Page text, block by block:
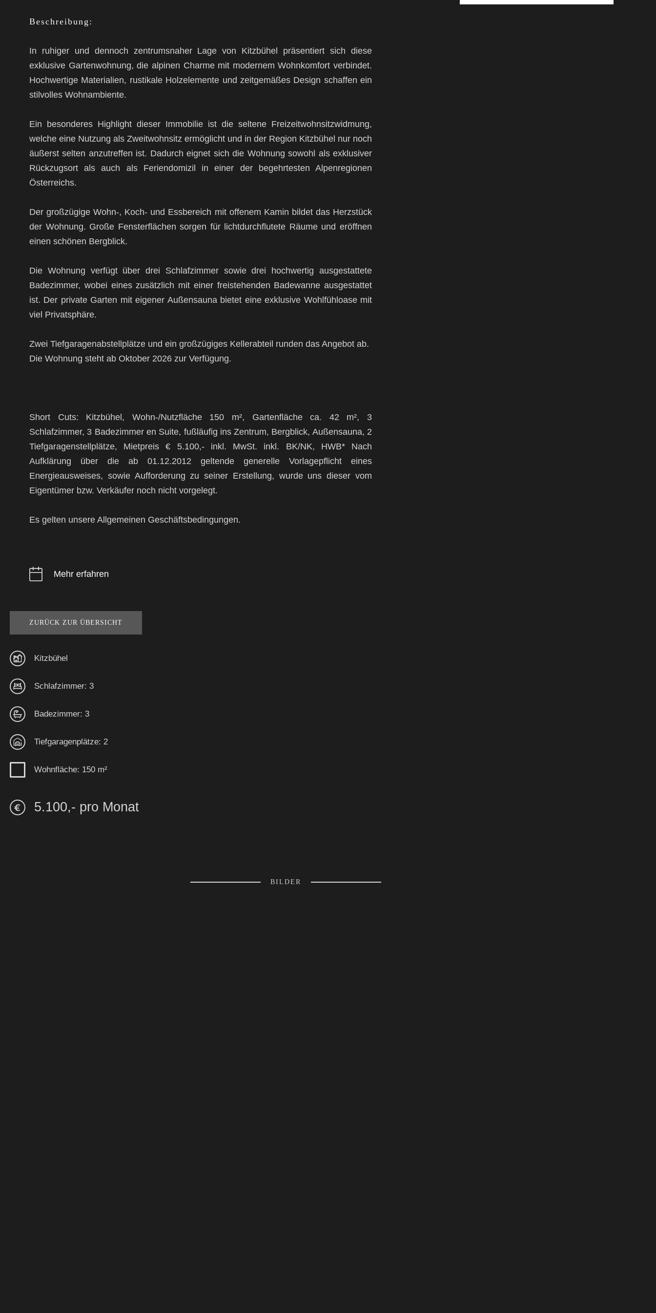
Beschreibung:
In ruhiger und dennoch zentrumsnaher Lage von Kitzbühel präsentiert sich diese
exklusive Gartenwohnung, die alpinen Charme mit modernem Wohnkomfort verbindet.
Hochwertige Materialien, rustikale Holzelemente und zeitgemäßes Design schaffen ein
stilvolles Wohnambiente.
Ein besonderes Highlight dieser Immobilie ist die seltene Freizeitwohnsitzwidmung,
welche eine Nutzung als Zweitwohnsitz ermöglicht und in der Region Kitzbühel nur noch
äußerst selten anzutreffen ist. Dadurch eignet sich die Wohnung sowohl als exklusiver
Rückzugsort als auch als Feriendomizil in einer der begehrtesten Alpenregionen
Österreichs.
Der großzügige Wohn-, Koch- und Essbereich mit offenem Kamin bildet das Herzstück
der Wohnung. Große Fensterflächen sorgen für lichtdurchflutete Räume und eröffnen
einen schönen Bergblick.
Die Wohnung verfügt über drei Schlafzimmer sowie drei hochwertig ausgestattete
Badezimmer, wobei eines zusätzlich mit einer freistehenden Badewanne ausgestattet
ist. Der private Garten mit eigener Außensauna bietet eine exklusive Wohlfühloase mit
viel Privatsphäre.
Zwei Tiefgaragenabstellplätze und ein großzügiges Kellerabteil runden das Angebot ab.
Die Wohnung steht ab Oktober 2026 zur Verfügung.
Short Cuts: Kitzbühel, Wohn-/Nutzfläche 150 m², Gartenfläche ca. 42 m², 3
Schlafzimmer, 3 Badezimmer en Suite, fußläufig ins Zentrum, Bergblick, Außensauna, 2
Tiefgaragenstellplätze, Mietpreis € 5.100,- inkl. MwSt. inkl. BK/NK, HWB* Nach
Aufklärung über die ab 01.12.2012 geltende generelle Vorlagepflicht eines
Energieausweises, sowie Aufforderung zu seiner Erstellung, wurde uns dieser vom
Eigentümer bzw. Verkäufer noch nicht vorgelegt.
Es gelten unsere Allgemeinen Geschäftsbedingungen.
Mehr erfahren
ZURÜCK ZUR ÜBERSICHT
Kitzbühel
Schlafzimmer: 3
Badezimmer: 3
Tiefgaragenplätze: 2
Wohnfläche: 150 m²
5.100,- pro Monat
BILDER